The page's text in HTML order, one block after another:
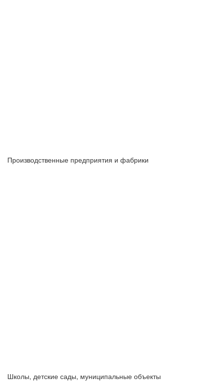
Производственные предприятия и фабрики
Школы, детские сады, муниципальные объекты